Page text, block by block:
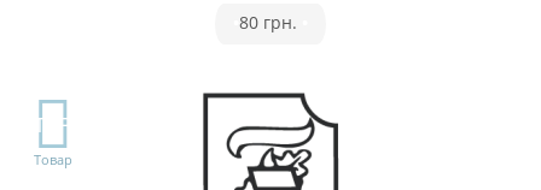
80 грн.
TOP
Товар